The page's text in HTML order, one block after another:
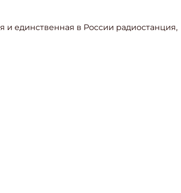
и единственная в России радиостанция,